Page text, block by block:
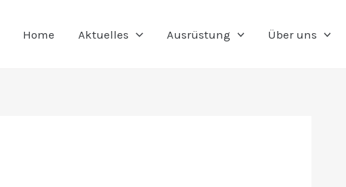
Home Aktuelles Ausrüstung Über uns